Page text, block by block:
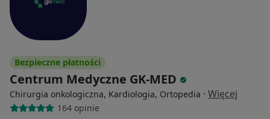
Bezpieczne płatności
Centrum Medyczne GK-MED
Chirurgia onkologiczna, Kardiologia, Ortopedia · Więcej
164 opinie